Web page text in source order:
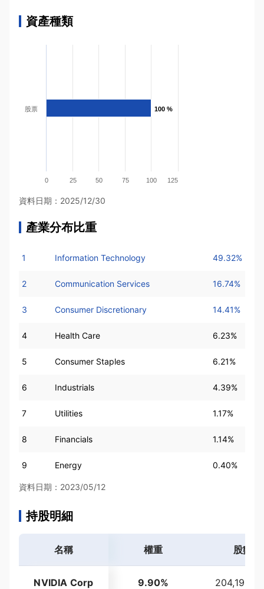
資產種類
100 %
100 %
股票
0 25 50 75 100 125
資料日期：2025/12/30
產業分布比重
1 Information Technology 49.32%
2 Communication Services 16.74%
3 Consumer Discretionary 14.41%
4 Health Care 6.23%
5 Consumer Staples 6.21%
6 Industrials 4.39%
7 Utilities 1.17%
8 Financials 1.14%
9 Energy 0.40%
資料日期：2023/05/12
持股明細
名稱 權重 股數
NVIDIA Corp 9.90%